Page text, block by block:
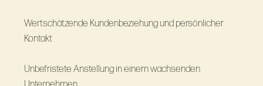
Wertschätzende Kundenbeziehung und persönlicher
Kontakt
Unbefristete Anstellung in einem wachsenden